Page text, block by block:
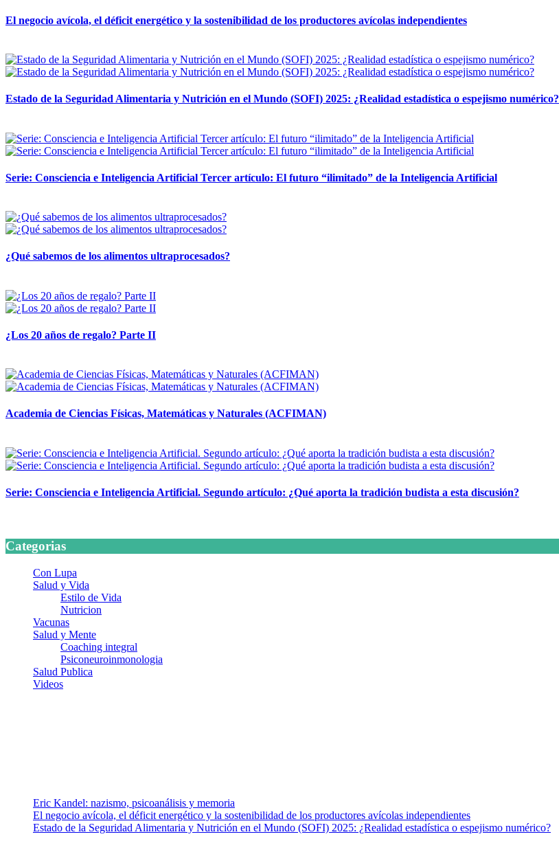
El negocio avícola, el déficit energético y la sostenibilidad de los productores avícolas independientes
Estado de la Seguridad Alimentaria y Nutrición en el Mundo (SOFI) 2025: ¿Realidad estadística o espejismo numérico?
Serie: Consciencia e Inteligencia Artificial Tercer artículo: El futuro “ilimitado” de la Inteligencia Artificial
¿Qué sabemos de los alimentos ultraprocesados?
¿Los 20 años de regalo? Parte II
Academia de Ciencias Físicas, Matemáticas y Naturales (ACFIMAN)
Serie: Consciencia e Inteligencia Artificial. Segundo artículo: ¿Qué aporta la tradición budista a esta discusión?
Categorias
Con Lupa
Salud y Vida
Estilo de Vida
Nutricion
Vacunas
Salud y Mente
Coaching integral
Psiconeuroinmonologia
Salud Publica
Videos
Eric Kandel: nazismo, psicoanálisis y memoria
El negocio avícola, el déficit energético y la sostenibilidad de los productores avícolas independientes
Estado de la Seguridad Alimentaria y Nutrición en el Mundo (SOFI) 2025: ¿Realidad estadística o espejismo numérico?